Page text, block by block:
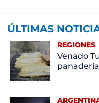
ÚLTIMAS
REGIONES
Venado